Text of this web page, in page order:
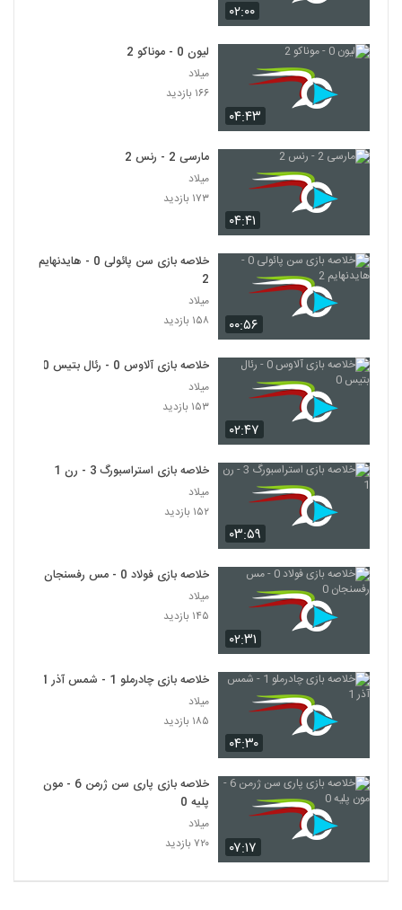
۰۲:۰۰
۰۴:۴۳
لیون 0 - موناکو 2
میلاد
۱۶۶ بازدید
۰۴:۴۱
مارسی 2 - رنس 2
میلاد
۱۷۳ بازدید
۰۰:۵۶
خلاصه بازی سن پائولی 0 - هایدنهایم
2
میلاد
۱۵۸ بازدید
۰۲:۴۷
خلاصه بازی آلاوس 0 - رئال بتیس 0
میلاد
۱۵۳ بازدید
۰۳:۵۹
خلاصه بازی استراسبورگ 3 - رن 1
میلاد
۱۵۲ بازدید
۰۲:۳۱
خلاصه بازی فولاد 0 - مس رفسنجان 0
میلاد
۱۴۵ بازدید
۰۴:۳۰
خلاصه بازی چادرملو 1 - شمس آذر 1
میلاد
۱۸۵ بازدید
۰۷:۱۷
خلاصه بازی پاری سن ژرمن 6 - مون
پلیه 0
میلاد
۷۲۰ بازدید